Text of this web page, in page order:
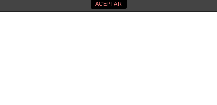
ACEPTAR